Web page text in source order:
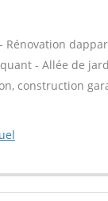
- Allée de
construction